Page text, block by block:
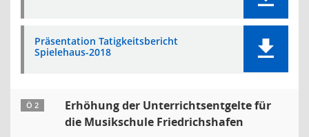
Präsentation Tatigkeitsbericht
Spielehaus-2018
Ö 2
Erhöhung der Unterrichtsentgelte für
die Musikschule Friedrichshafen